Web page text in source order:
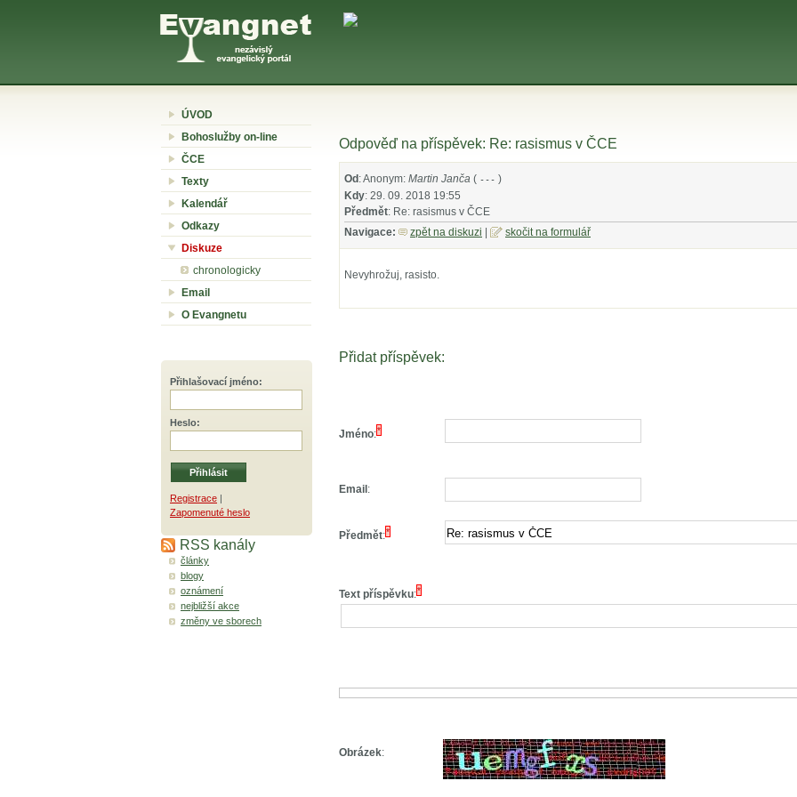
ÚVOD
Bohoslužby on-line
ČCE
Texty
Kalendář
Odkazy
Diskuze
chronologicky
Email
O Evangnetu
Přihlašovací jméno:
Heslo:
Registrace |
Zapomenuté heslo
RSS kanály
články
blogy
oznámení
nejbližší akce
změny ve sborech
Odpověď na příspěvek: Re: rasismus v ČCE
Od : Anonym: Martin Janča ( --- )
Kdy: 29. 09. 2018 19:55
Předmět: Re: rasismus v ČCE
Navigace:
zpět na diskuzi skočit na formulář
Nevyhrožuj, rasisto.
Přidat příspěvek:
Jméno:*
Email :
Předmět:*
Text příspěvku:*
Obrázek: